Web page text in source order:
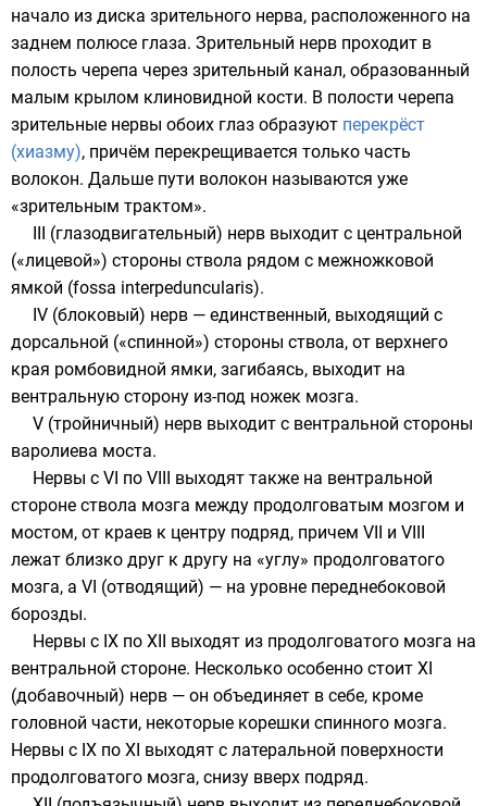
начало из диска зрительного нерва, расположенного на
заднем полюсе глаза. Зрительный нерв проходит в
полость черепа через зрительный канал, образованный
малым крылом клиновидной кости. В полости черепа
зрительные нервы обоих глаз образуют перекрёст
(хиазму), причём перекрещивается только часть
волокон. Дальше пути волокон называются уже
«зрительным трактом».
III (глазодвигательный) нерв выходит с центральной
(«лицевой») стороны ствола рядом с межножковой
ямкой (fossa interpeduncularis).
IV (блоковый) нерв — единственный, выходящий с
дорсальной («спинной») стороны ствола, от верхнего
края ромбовидной ямки, загибаясь, выходит на
вентральную сторону из-под ножек мозга.
V (тройничный) нерв выходит с вентральной стороны
варолиева моста.
Нервы с VI по VIII выходят также на вентральной
стороне ствола мозга между продолговатым мозгом и
мостом, от краев к центру подряд, причем VII и VIII
лежат близко друг к другу на «углу» продолговатого
мозга, а VI (отводящий) — на уровне переднебоковой
борозды.
Нервы с IX по XII выходят из продолговатого мозга на
вентральной стороне. Несколько особенно стоит XI
(добавочный) нерв — он объединяет в себе, кроме
головной части, некоторые корешки спинного мозга.
Нервы с IX по XI выходят с латеральной поверхности
продолговатого мозга, снизу вверх подряд.